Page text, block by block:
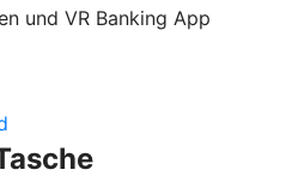
und VR Banking App